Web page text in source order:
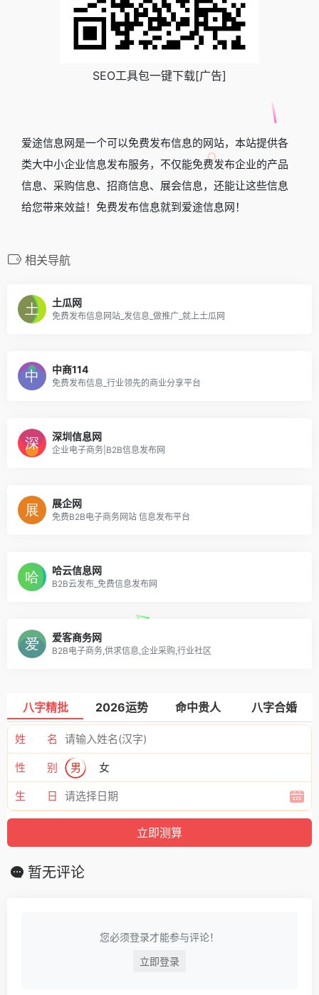
SEO工具包一键下载[广告]
爱途信息网是一个可以免费发布信息的网站，本站提供各
类大中小企业信息发布服务，不仅能免费发布企业的产品
信息、采购信息、招商信息、展会信息，还能让这些信息
给您带来效益！免费发布信息就到爱途信息网！
相关导航
土瓜网
免费发布信息网站_发信息_做推广_就上土瓜网
中商114
免费发布信息_行业领先的商业分享平台
深圳信息网
企业电子商务|B2B信息发布网
展企网
免费B2B电子商务网站 信息发布平台
哈云信息网
B2B云发布_免费信息发布网
爱客商务网
B2B电子商务,供求信息,企业采购,行业社区
八字精批 2026运势 命中贵人 八字合婚
姓 名
性 别 男 女
生 日
暂无评论
您必须登录才能参与评论！
立即登录